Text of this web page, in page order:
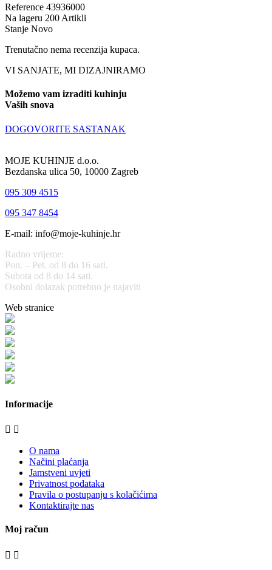
Reference 43936000
Na lageru 200 Artikli
Stanje Novo
Trenutačno nema recenzija kupaca.
VI SANJATE, MI DIZAJNIRAMO
Možemo vam izraditi kuhinju
Vaših snova
DOGOVORITE SASTANAK
MOJE KUHINJE d.o.o.
Bezdanska ulica 50, 10000 Zagreb
095 309 4515
095 347 8454
E-mail: info@moje-kuhinje.hr
Radno vrijeme:
Pon. – Pet. od 8 do 16 sati.
Subota od 8 do 14 sati.
Osobni dolazak potrebno je najaviti
Web stranice
Informacije
 
O nama
Načini plaćanja
Jamstveni uvjeti
Privatnost podataka
Pravila o postupanju s kolačićima
Kontaktirajte nas
Moj račun
 